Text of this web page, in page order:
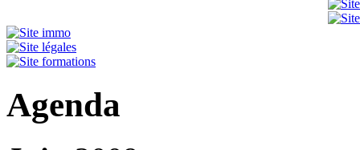
Agenda